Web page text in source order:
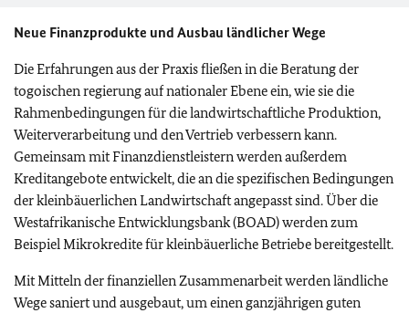
Neue Finanzprodukte und Ausbau ländlicher Wege
Die Erfahrungen aus der Praxis fließen in die Beratung der
togoischen regierung auf nationaler Ebene ein, wie sie die
Rahmenbedingungen für die landwirtschaftliche Produktion,
Weiterverarbeitung und den Vertrieb verbessern kann.
Gemeinsam mit Finanzdienstleistern werden außerdem
Kreditangebote entwickelt, die an die spezifischen Bedingungen
der kleinbäuerlichen Landwirtschaft angepasst sind. Über die
Westafrikanische Entwicklungsbank (BOAD) werden zum
Beispiel Mikrokredite für kleinbäuerliche Betriebe bereitgestellt.
Mit Mitteln der finanziellen Zusammenarbeit werden ländliche
Wege saniert und ausgebaut, um einen ganzjährigen guten